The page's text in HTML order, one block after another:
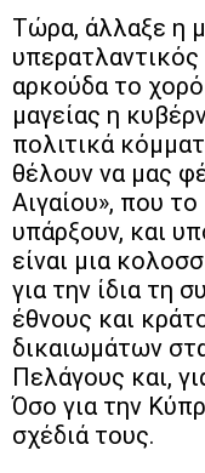
Τώρα, άλλαξε η
αρκούδα το
μαγείας η
πολιτικά
θέλουν να μας
Αιγαίου», που
υπάρξουν, και
είναι μια
για την ίδια τη
έθνους και
δικαιωμάτων
Πελάγους και,
Όσο για την
σχέδιά τους.